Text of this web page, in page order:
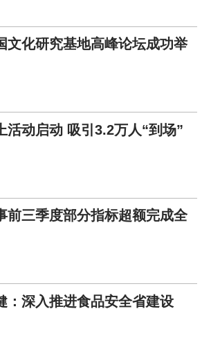
文化研究基地高峰论坛成功举
活动启动 吸引3.2万人“到场”
前三季度部分指标超额完成全
：深入推进食品安全省建设